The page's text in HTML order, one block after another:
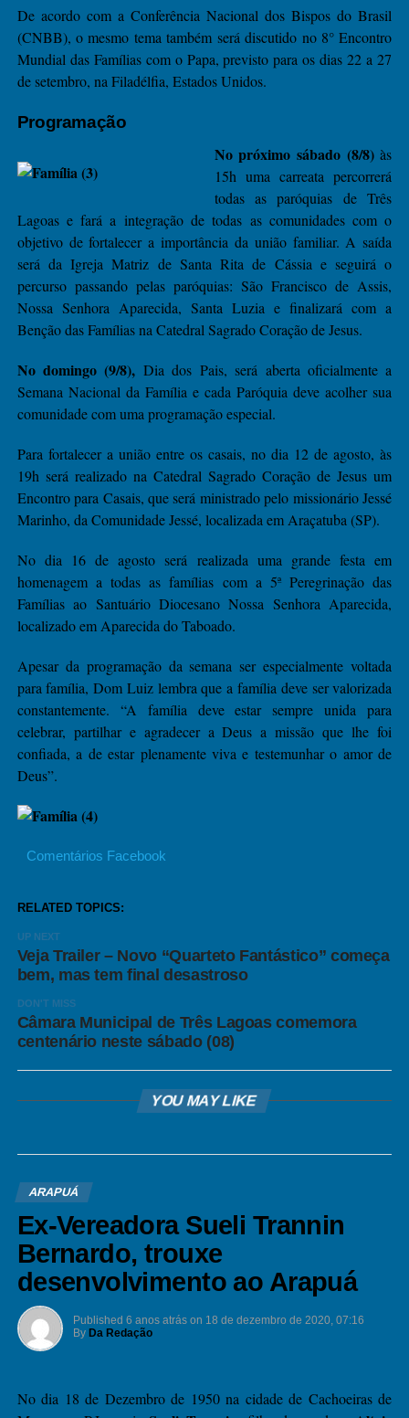
De acordo com a Conferência Nacional dos Bispos do Brasil
(CNBB), o mesmo tema também será discutido no 8° Encontro
Mundial das Famílias com o Papa, previsto para os dias 22 a 27
de setembro, na Filadélfia, Estados Unidos.
Programação
No próximo sábado (8/8)às
15h uma carreata percorrerá
todas as paróquias de Três
Lagoas e fará a integração de todas as comunidades com o
objetivo de fortalecer a importância da união familiar. A saída
será da Igreja Matriz de Santa Rita de Cássia e seguirá o
percurso passando pelas paróquias: São Francisco de Assis,
Nossa Senhora Aparecida, Santa Luzia e finalizará com a
Benção das Famílias na Catedral Sagrado Coração de Jesus.
No domingo (9/8), Dia dos Pais, será aberta oficialmente a
Semana Nacional da Família e cada Paróquia deve acolher sua
comunidade com uma programação especial.
Para fortalecer a união entre os casais, no dia 12 de agosto, às
19h será realizado na Catedral Sagrado Coração de Jesus um
Encontro para Casais, que será ministrado pelo missionário Jessé
Marinho, da Comunidade Jessé, localizada em Araçatuba (SP).
No dia 16 de agosto será realizada uma grande festa em
homenagem a todas as famílias com a 5ª Peregrinação das
Famílias ao Santuário Diocesano Nossa Senhora Aparecida,
localizado em Aparecida do Taboado.
Apesar da programação da semana ser especialmente voltada
para família, Dom Luiz lembra que a família deve ser valorizada
constantemente. “A família deve estar sempre unida para
celebrar, partilhar e agradecer a Deus a missão que lhe foi
confiada, a de estar plenamente viva e testemunhar o amor de
Deus”.
Comentários Facebook
RELATED TOPICS:
UP NEXT
Veja Trailer – Novo “Quarteto Fantástico” começa
bem, mas tem final desastroso
DON'T MISS
Câmara Municipal de Três Lagoas comemora
centenário neste sábado (08)
YOU MAY LIKE
ARAPUÁ
Ex-Vereadora Sueli Trannin
Bernardo, trouxe
desenvolvimento ao Arapuá
Published 6 anos atrás on 18 de dezembro de 2020, 07:16
By Da Redação
No dia 18 de Dezembro de 1950 na cidade de Cachoeiras de